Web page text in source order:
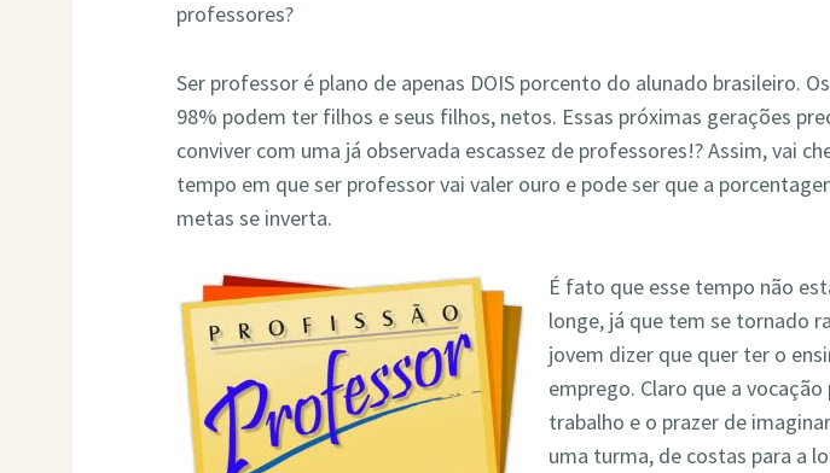
professores?
Ser professor é plano de apenas DOIS porcento do alunado brasileiro.
98% podem ter filhos e seus filhos, netos. Essas próximas gerações
conviver com uma já observada escassez de professores!? Assim, vai
tempo em que ser professor vai valer ouro e pode ser que a
metas se inverta.
É fato que esse tempo não
longe, já que tem se tornado
jovem dizer que quer ter o
emprego. Claro que a vocação
trabalho e o prazer de
uma turma, de costas para a